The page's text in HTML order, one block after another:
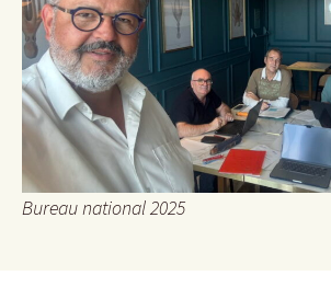
Bureau national 2025